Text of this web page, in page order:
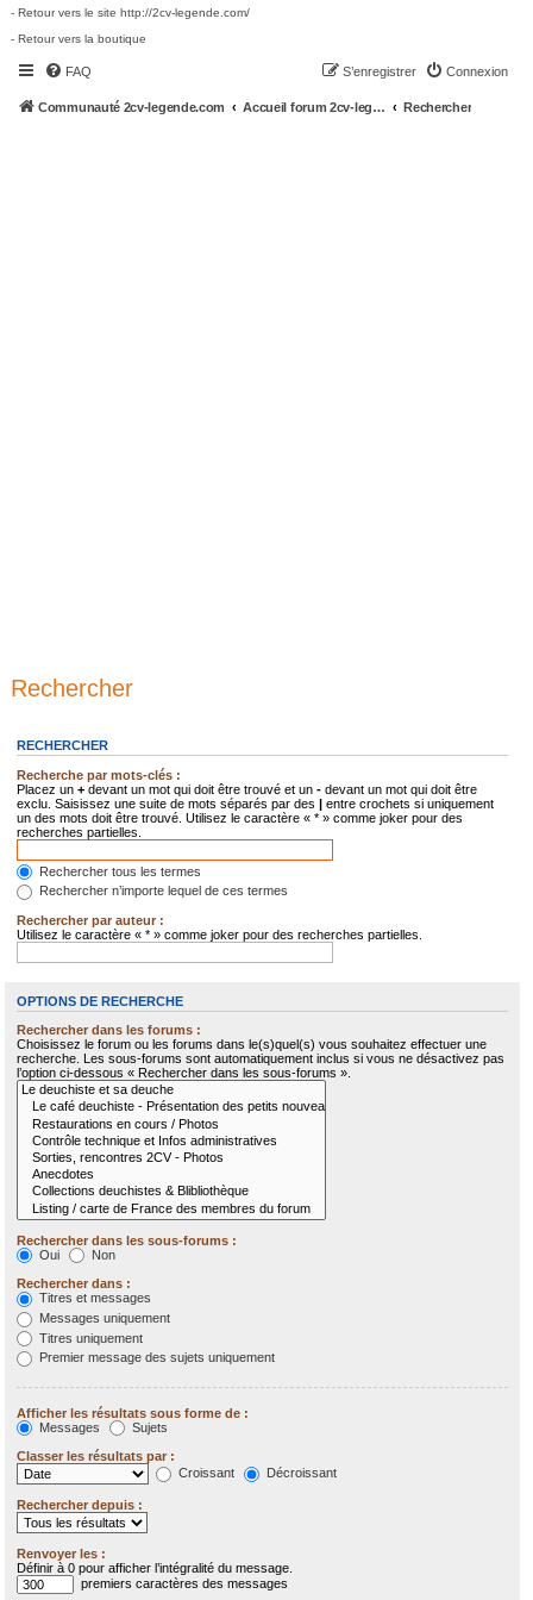
- Retour vers le site http://2cv-legende.com/
- Retour vers la boutique
FAQ Connexion
S’enregistrer
Communauté 2cv-legende.com Accueil forum 2cv-legende.com Rechercher
Rechercher
RECHERCHER
Recherche par mots-clés :
Placez un + devant un mot qui doit être trouvé et un - devant un mot qui doit être
exclu. Saisissez une suite de mots séparés par des | entre crochets si uniquement
un des mots doit être trouvé. Utilisez le caractère « * » comme joker pour des
recherches partielles.
Rechercher tous les termes
Rechercher n’importe lequel de ces termes
Rechercher par auteur :
Utilisez le caractère « * » comme joker pour des recherches partielles.
OPTIONS DE RECHERCHE
Rechercher dans les forums :
Choisissez le forum ou les forums dans le(s)quel(s) vous souhaitez effectuer une
recherche. Les sous-forums sont automatiquement inclus si vous ne désactivez pas
l’option ci-dessous « Rechercher dans les sous-forums ».
Rechercher dans les sous-forums :
Oui
Non
Rechercher dans :
Titres et messages
Messages uniquement
Titres uniquement
Premier message des sujets uniquement
Afficher les résultats sous forme de :
Messages
Sujets
Classer les résultats par :
Croissant
Décroissant
Rechercher depuis :
Renvoyer les :
Définir à 0 pour afficher l’intégralité du message.
premiers caractères des messages